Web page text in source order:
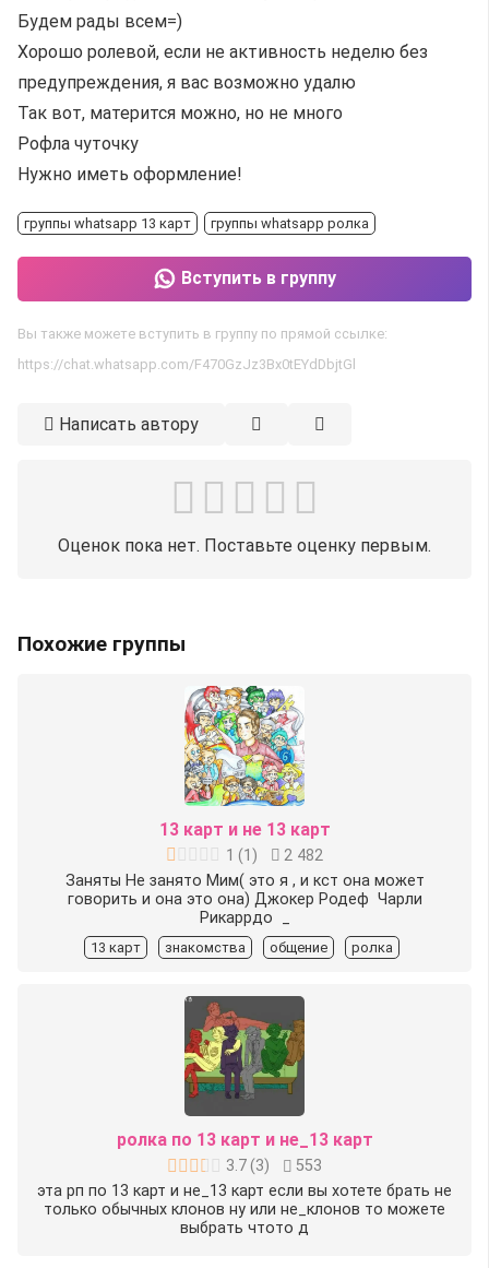
Будем рады всем=)
Хорошо ролевой, если не активность неделю без
предупреждения, я вас возможно удалю
Так вот, матерится можно, но не много
Рофла чуточку
Нужно иметь оформление!
группы whatsapp 13 карт группы whatsapp ролка
Вступить в группу
Вы также можете вступить в группу по прямой ссылке:
https://chat.whatsapp.com/F470GzJz3Bx0tEYdDbjtGl
Написать автору
Оценок пока нет. Поставьте оценку первым.
Похожие группы
13 карт и не 13 карт
1 (1 )
2 482
Заняты Не занято️ Мим( это я , и кст она может
говорить и она это она) Джокер️ Родеф ️ Чарли️
Рикаррдо ️ _
13 карт знакомства общение ролка
ролка по 13 карт и не_13 карт
3.7(3)
553
эта рп по 13 карт и не_13 карт если вы хотете брать не
только обычных клонов ну или не_клонов то можете
выбрать чтото д